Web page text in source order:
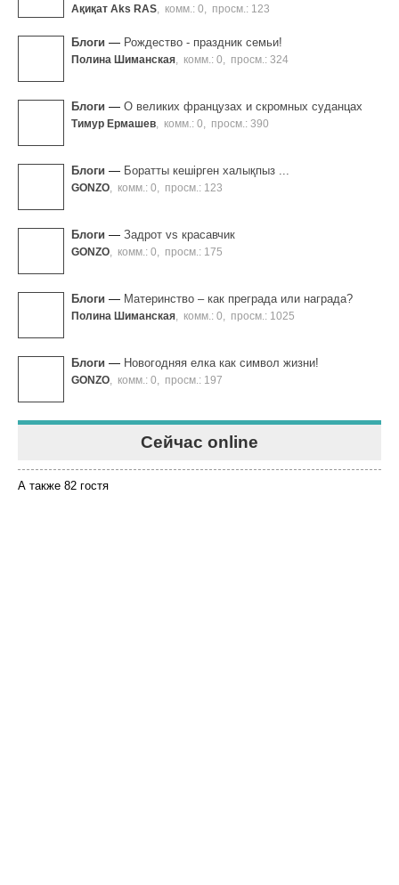
Ақиқат Aks RAS комм.: 0 просм.: 123
Блоги — Рождество - праздник семьи!
Полина Шиманская комм.: 0 просм.: 324
Блоги — О великих французах и скромных суданцах
Тимур Ермашев комм.: 0 просм.: 390
Блоги — Боратты кешірген xалықпыз ...
GONZO комм.: 0 просм.: 123
Блоги — Задрот vs красавчик
GONZO комм.: 0 просм.: 175
Блоги — Материнство – как преграда или награда?
Полина Шиманская комм.: 0 просм.: 1025
Блоги — Новогодняя елка как символ жизни!
GONZO комм.: 0 просм.: 197
Сейчас online
А также 82 гостя